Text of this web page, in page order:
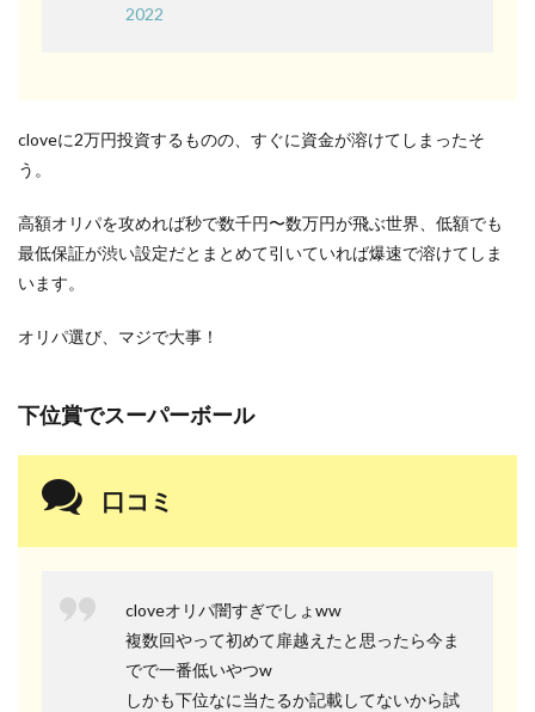
2022
cloveに2万円投資するものの、すぐに資金が溶けてしまったそ
う。
高額オリパを攻めれば秒で数千円〜数万円が飛ぶ世界、低額でも
最低保証が渋い設定だとまとめて引いていれば爆速で溶けてしま
います。
オリパ選び、マジで大事！
下位賞でスーパーボール
口コミ
cloveオリパ闇すぎでしょww
複数回やって初めて扉越えたと思ったら今ま
でで一番低いやつw
しかも下位なに当たるか記載してないから試